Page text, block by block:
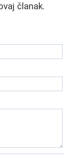
članak.